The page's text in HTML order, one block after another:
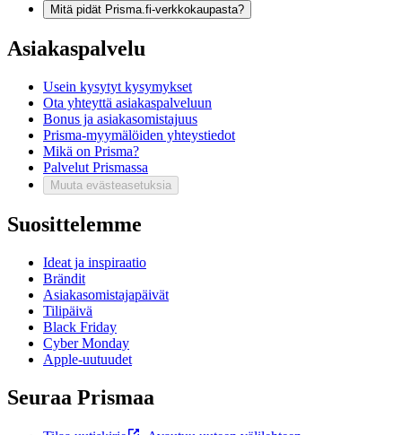
Mitä pidät Prisma.fi-verkkokaupasta?
Asiakaspalvelu
Usein kysytyt kysymykset
Ota yhteyttä asiakaspalveluun
Bonus ja asiakasomistajuus
Prisma-myymälöiden yhteystiedot
Mikä on Prisma?
Palvelut Prismassa
Muuta evästeasetuksia
Suosittelemme
Ideat ja inspiraatio
Brändit
Asiakasomistajapäivät
Tilipäivä
Black Friday
Cyber Monday
Apple-uutuudet
Seuraa Prismaa